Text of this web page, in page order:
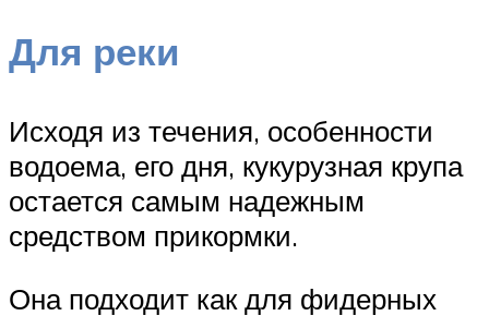
Для реки
Исходя из течения, особенности
водоема, его дня, кукурузная крупа
остается самым надежным
средством прикормки.
Она подходит как для фидерных